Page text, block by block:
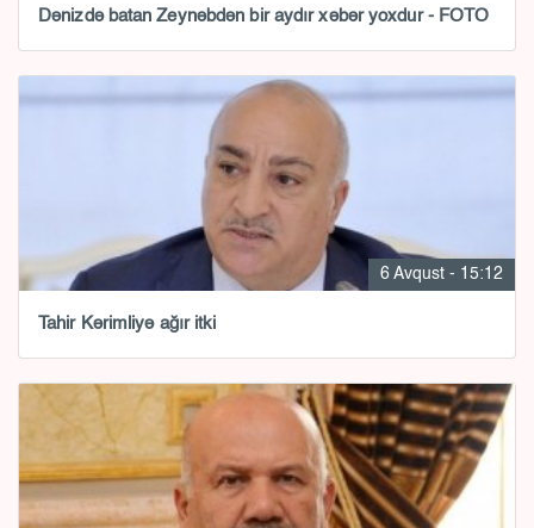
Dənizdə batan Zeynəbdən bir aydır xəbər yoxdur - FOTO
6 Avqust - 15:12
Tahir Kərimliyə ağır itki